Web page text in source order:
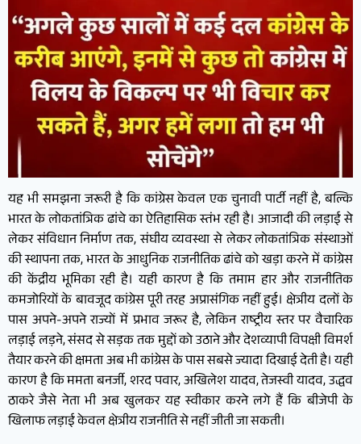
यह भी समझना जरूरी है कि कांग्रेस केवल एक चुनावी पार्टी नहीं है, बल्कि
भारत के लोकतांत्रिक ढांचे का ऐतिहासिक स्तंभ रही है। आजादी की लड़ाई से
लेकर संविधान निर्माण तक, संघीय व्यवस्था से लेकर लोकतांत्रिक संस्थाओं
की स्थापना तक, भारत के आधुनिक राजनीतिक ढांचे को खड़ा करने में कांग्रेस
की केंद्रीय भूमिका रही है। यही कारण है कि तमाम हार और राजनीतिक
कमजोरियों के बावजूद कांग्रेस पूरी तरह अप्रासंगिक नहीं हुई। क्षेत्रीय दलों के
पास अपने-अपने राज्यों में प्रभाव जरूर है, लेकिन राष्ट्रीय स्तर पर वैचारिक
लड़ाई लड़ने, संसद से सड़क तक मुद्दों को उठाने और देशव्यापी विपक्षी विमर्श
तैयार करने की क्षमता अब भी कांग्रेस के पास सबसे ज्यादा दिखाई देती है। यही
कारण है कि ममता बनर्जी, शरद पवार, अखिलेश यादव, तेजस्वी यादव, उद्धव
ठाकरे जैसे नेता भी अब खुलकर यह स्वीकार करने लगे हैं कि बीजेपी के
खिलाफ लड़ाई केवल क्षेत्रीय राजनीति से नहीं जीती जा सकती।